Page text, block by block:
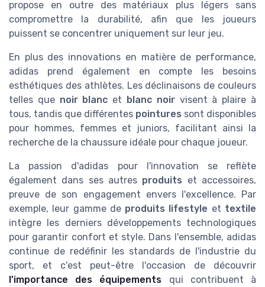
propose en outre des matériaux plus légers sans
compromettre la durabilité, afin que les joueurs
puissent se concentrer uniquement sur leur jeu.
En plus des innovations en matière de performance,
adidas prend également en compte les besoins
esthétiques des athlètes. Les déclinaisons de couleurs
telles que noir blanc et blanc noirvisent à plaire à
tous, tandis que différentes pointures sont disponibles
pour hommes, femmes et juniors, facilitant ainsi la
recherche de la chaussure idéale pour chaque joueur.
La passion d'adidas pour l'innovation se reflète
également dans ses autres produits et accessoires,
preuve de son engagement envers l'excellence. Par
exemple, leur gamme de produits lifestyle et textile
intègre les derniers développements technologiques
pour garantir confort et style. Dans l'ensemble, adidas
continue de redéfinir les standards de l'industrie du
sport, et c'est peut-être l'occasion de découvrir
l'importance des équipements qui contribuent à